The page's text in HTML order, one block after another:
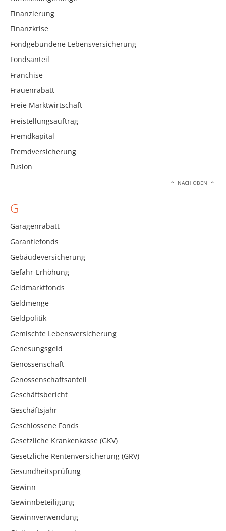
Finanzierung
Finanzkrise
Fondgebundene Lebensversicherung
Fondsanteil
Franchise
Frauenrabatt
Freie Marktwirtschaft
Freistellungsauftrag
Fremdkapital
Fremdversicherung
Fusion
NACH OBEN
G
Garagenrabatt
Garantiefonds
Gebäudeversicherung
Gefahr-Erhöhung
Geldmarktfonds
Geldmenge
Geldpolitik
Gemischte Lebensversicherung
Genesungsgeld
Genossenschaft
Genossenschaftsanteil
Geschäftsbericht
Geschäftsjahr
Geschlossene Fonds
Gesetzliche Krankenkasse (GKV)
Gesetzliche Rentenversicherung (GRV)
Gesundheitsprüfung
Gewinn
Gewinnbeteiligung
Gewinnverwendung